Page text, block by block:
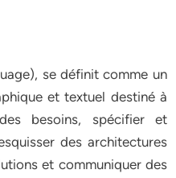
se définit comme un
et textuel destiné à
besoins, spécifier et
des architectures
et communiquer des